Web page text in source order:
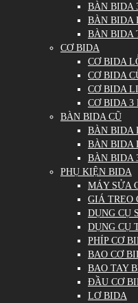
BÀN BIDA
BÀN BIDA
BÀN BIDA
CƠ BIDA
CƠ BIDA
CƠ BIDA
CƠ BIDA
CƠ BIDA 3
BÀN BIDA CŨ
BÀN BIDA
BÀN BIDA
BÀN BIDA
PHỤ KIỆN BIDA
MÁY SỬA
GIÁ TREO
DỤNG CỤ
DỤNG CỤ
PHÍP CƠ
BAO CƠ
BAO TAY
ĐẦU CƠ
LƠ BIDA